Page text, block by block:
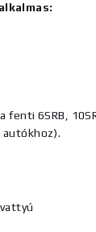
fenti 6SRB,
autókhoz).